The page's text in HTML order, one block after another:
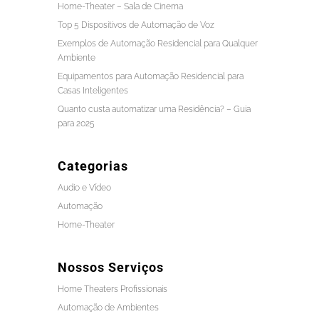
Home-Theater – Sala de Cinema
Top 5 Dispositivos de Automação de Voz
Exemplos de Automação Residencial para Qualquer
Ambiente
Equipamentos para Automação Residencial para
Casas Inteligentes
Quanto custa automatizar uma Residência? – Guia
para 2025
Categorias
Audio e Vídeo
Automação
Home-Theater
Nossos Serviços
Home Theaters Profissionais
Automação de Ambientes